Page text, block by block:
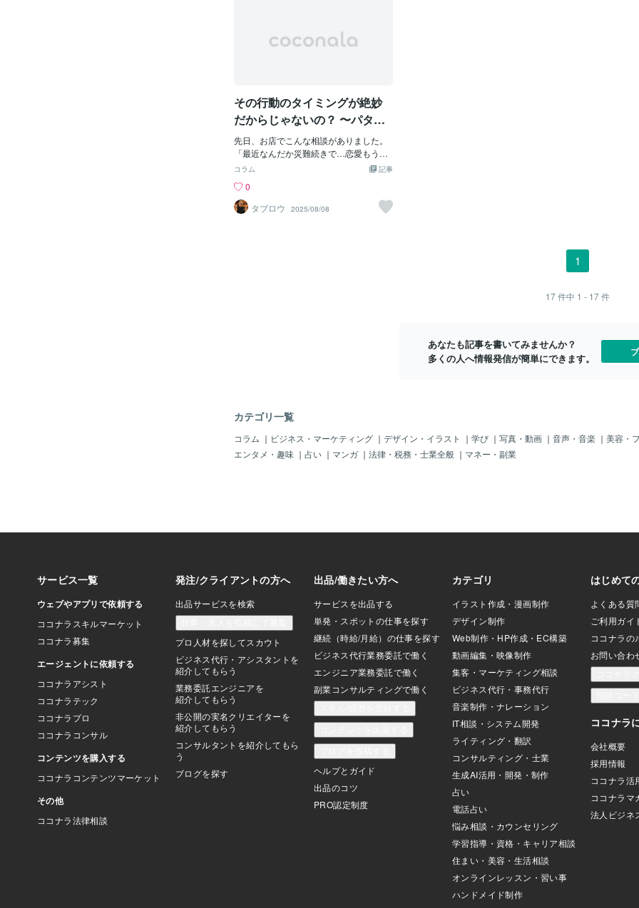
すればいいのか？難しいことをする必要
はありません。 まずは一つだけ、 「あり
話せた そうした小さなことに目を向ける
だけで、 少しずつ、流れは変わり始めま
す。
⸻⸻⸻⸻⸻⸻⸻⸻⸻
■ 無理にポジティブに
く響くメッセージとして届きます。そこ
には、過去の経験から得た学びや、現在
があります。迷いや困難は、魂がより高
い自己へ向かうためのサインです。それ
を理解することで、あなたは自分自身の
人生をより深く受け入れ、望む方向へ進
むための指針を得ることができます。霊
視は、単なる予言や答えではなく、魂の
プロセスで得られる気づきは、心に静か
な安心感をもたらします。人間関係にお
ける誤解や摩擦の原因が明確になり、周
その行動のタイミングが絶妙
だからじゃないの？ 〜パター
ンを変える小さなコツ〜
先日、お店でこんな相談がありました。
「最近なんだか災難続きで…恋愛もうま
くいかない」 話を聞いていくうちに、ふ
の人が出会う相手のパターンが、毎回似
ているのです。 さらに詳しく聞いていく
うちに、私の中でピンときたのが… “タイ
立つ、簡単な方法があります。 それは
「タイミングをずらす」 こと。 やり方は
シンプル。 瞑想のように、ほんの少し呼
吸に意識を向けるだけ。 30分も40分もす
る必要はありません。 1分、いや30秒で
なパターンが続いているな」と感じるこ
とがあれば、 ほんの一瞬、自分の動きを
止めてみてください。 ちょっとしたズレ
が
記事
コラム
0
タブロウ
2025/08/08
1
17件中 1 - 17件
あなたも記事を書いてみませんか？
多くの人へ情報発信が簡単にできます。
カテゴリ一覧
コラム ｜ ビジネス・マーケティング ｜ デザイン・イラスト ｜ 学び ｜ 写真・動画 ｜ 音声・音楽 ｜ 美容・
エンタメ・趣味 ｜ 占い ｜ マンガ ｜ 法律・税務・士業全般 ｜ マネー・副業